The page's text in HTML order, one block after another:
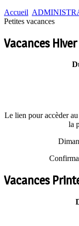
Accueil
Petites vacances
Vacances Hiver
Le lien pour accèder
la
Vacances